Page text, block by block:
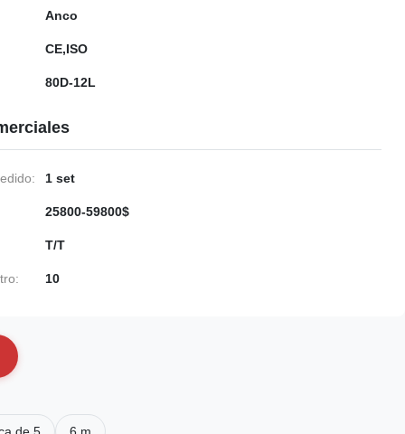
Anco
CE,ISO
80D-12L
1 set
25800-59800$
T/T
10